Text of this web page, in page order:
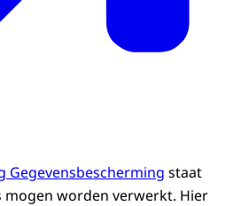
Gegevensbescherming staat
mogen worden verwerkt. Hier